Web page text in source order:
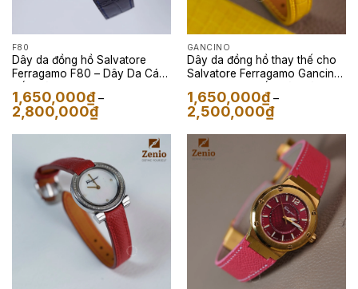
F80
Dây da đồng hồ Salvatore
Ferragamo F80 – Dây Da Cá
1,650,000₫ –
2,800,000₫Khoảng
giá:
1,650,000₫
2,800,000₫
GANCINO
Dây da đồng hồ thay thế cho
Salvatore Ferragamo Gancino
1,650,000₫ –
2,500,000₫Khoảng
giá:
1,650,000₫
đến
2,500,000₫